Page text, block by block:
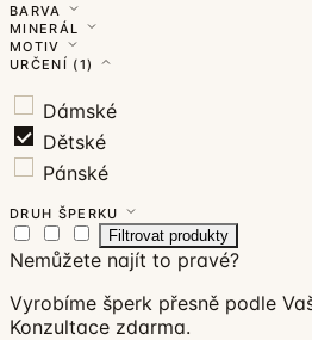
BARVA
MINERÁL
MOTIV
URČENÍ (1)
Dámské
Dětské
Pánské
DRUH ŠPERKU
Filtrovat produkty
Nemůžete najít to pravé?
Vyrobíme šperk přesně podle
Konzultace zdarma.